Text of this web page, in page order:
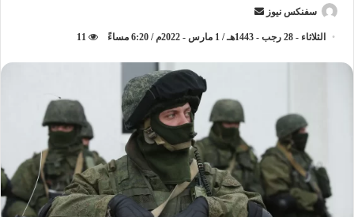
سفنكس نيوز
د
ا
ل
الثلاثاء - 28 رجب - 1443هـ / 1 مارس - 2022م / 6:20 مساءً 11